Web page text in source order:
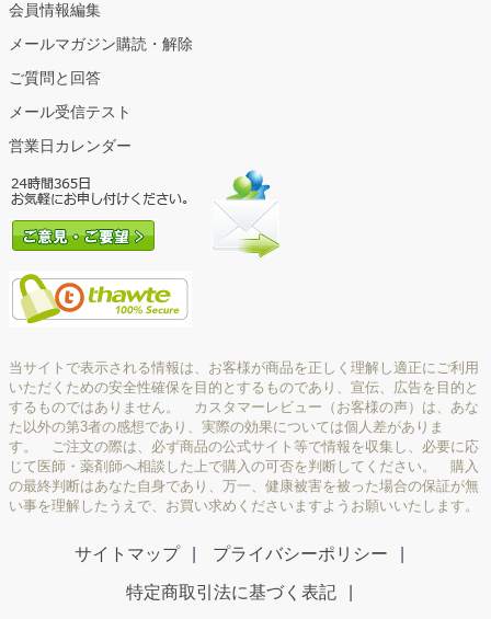
会員情報編集
メールマガジン購読・解除
ご質問と回答
メール受信テスト
営業日カレンダー
当サイトで表示される情報は、お客様が商品を正しく理解し適正にご利用
いただくための安全性確保を目的とするものであり、宣伝、広告を目的と
するものではありません。 カスタマーレビュー（お客様の声）は、あな
た以外の第3者の感想であり、実際の効果については個人差がありま
す。 ご注文の際は、必ず商品の公式サイト等で情報を収集し、必要に応
じて医師・薬剤師へ相談した上で購入の可否を判断してください。 購入
の最終判断はあなた自身であり、万一、健康被害を被った場合の保証が無
い事を理解したうえで、お買い求めくださいますようお願いいたします。
サイトマップ プライバシーポリシー
特定商取引法に基づく表記